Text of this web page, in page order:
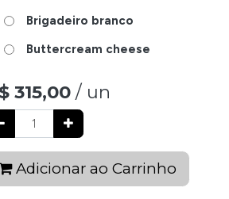
Brigadeiro branco
Buttercream cheese
315,00 / un
Adicionar ao Carrinho